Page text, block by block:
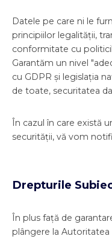
Datele pe care ni le
principiilor legalității,
conformitate cu
Garantăm un nivel
cu GDPR și legislația
de toate, securitatea
În cazul în care există
securității, vă vom
Drepturile
În plus față de
plângere la Autoritatea